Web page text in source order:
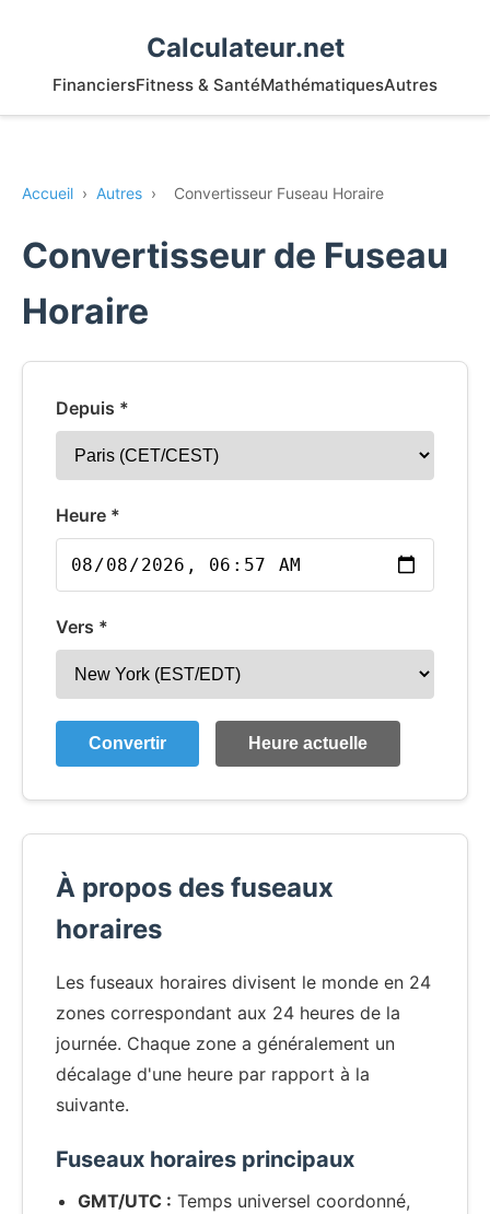
Calculateur.net
FinanciersFitness & SantéMathématiquesAutres
Accueil › Autres › Convertisseur Fuseau Horaire
Convertisseur de Fuseau
Horaire
Depuis *
Heure *
Vers *
Convertir Heure actuelle
À propos des fuseaux
horaires
Les fuseaux horaires divisent le monde en 24
zones correspondant aux 24 heures de la
journée. Chaque zone a généralement un
décalage d'une heure par rapport à la
suivante.
Fuseaux horaires principaux
GMT/UTC : Temps universel coordonné,